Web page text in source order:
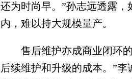
还为时尚早。”孙志远透露，
内，难以持大规模量产。
售后维护亦成商业闭环的
后续维护和升级的成本。”